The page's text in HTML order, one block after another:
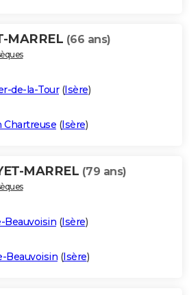
MARREL (66 ans)
de-la-Tour(Isère)
Chartreuse (Isère)
MARREL (79 ans)
Beauvoisin (Isère)
Beauvoisin (Isère)